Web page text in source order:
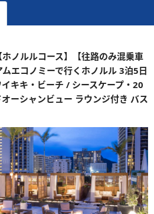
ノルルコース】【往路のみ混乗車
エコノミーで行くホノルル 3泊5日
キキ・ビーチ / シースケープ・20
ーシャンビュー ラウンジ付き バス